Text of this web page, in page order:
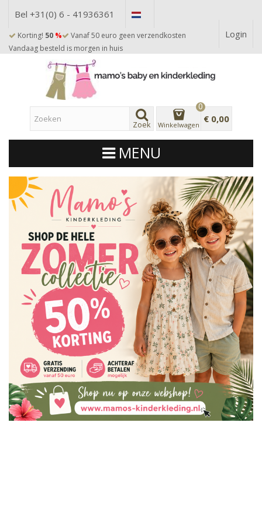
Bel +31(0) 6 - 41936361
Korting! 50 %
Vanaf 50 euro geen verzendkosten
Vandaag besteld is morgen in huis
Login
Zoek Winkelwagen
0
€ 0,00
MENU